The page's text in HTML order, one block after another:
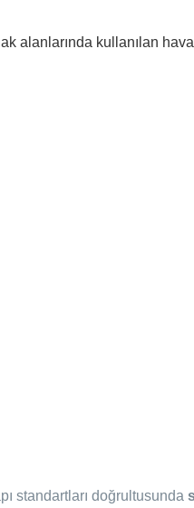
standartları doğrultusunda